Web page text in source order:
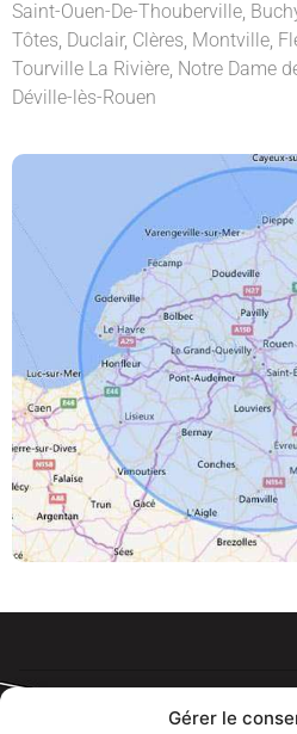
Gérer le
Saint-Ouen-De-Thouberville,
Tôtes, Duclair, Clères, Montville,
Tourville La Rivière, Notre Dame
Déville-lès-Rouen